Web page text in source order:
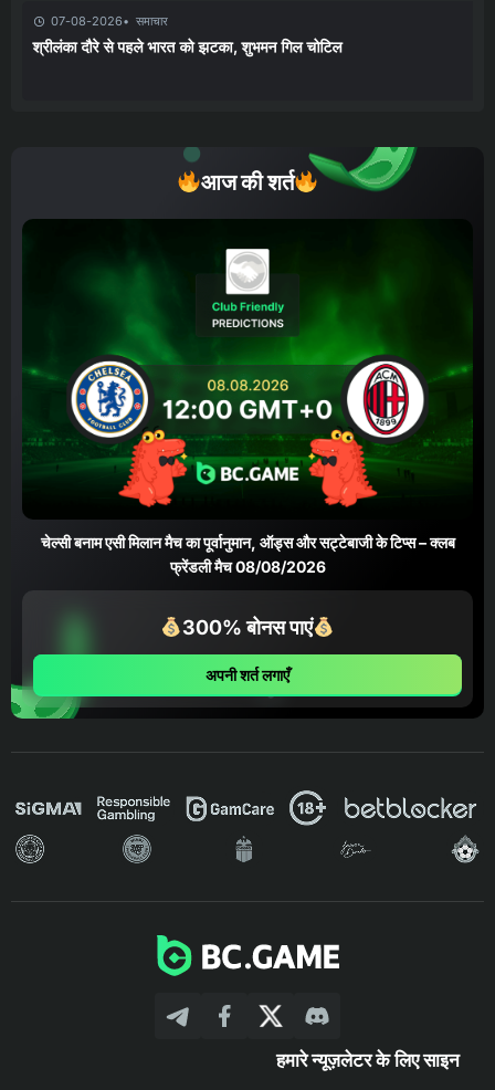
07-08-2026 समाचार
श्रीलंका दौरे से पहले भारत को झटका, शुभमन गिल चोटिल
आज की शर्त
चेल्सी बनाम एसी मिलान मैच का पूर्वानुमान, ऑड्स और सट्टेबाजी के टिप्स – क्लब
फ्रेंडली मैच 08/08/2026
300% बोनस पाएं
अपनी शर्त लगाएँ
हमारे न्यूज़लेटर के लिए साइन